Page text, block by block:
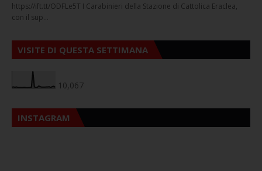
https://ift.tt/ODFLe5T I Carabinieri della Stazione di Cattolica Eraclea,
con il sup…
VISITE DI QUESTA SETTIMANA
10,067
INSTAGRAM